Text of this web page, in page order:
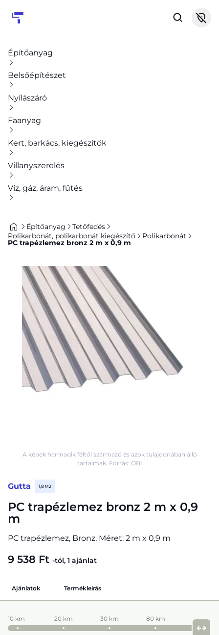
Építőanyag
Belsőépítészet
Nyílászáró
Faanyag
Kert, barkács, kiegészítők
Villanyszerelés
Víz, gáz, áram, fűtés
Építőanyag
Tetőfedés
Polikarbonát, polikarbonát kiegészítő
Polikarbonát
PC trapézlemez bronz 2 m x 0,9 m
Gutta 1,8 M2
PC trapézlemez bronz 2 m x 0,9
m
PC trapézlemez, Bronz, Méret: 2 m x 0,9 m
9 538 Ft -tól, 1 ajánlat
A képek harmadik féltől származó és azok tulajdonában álló
tartalmak. Forrás: OBI
Ajánlatok Termékleírás
10 km 20 km 30 km 80 km